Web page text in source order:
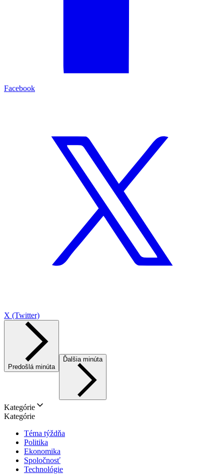
Facebook
X (Twitter)
Predošlá minúta
Ďalšia minúta
Kategórie
Kategórie
Téma týždňa
Politika
Ekonomika
Spoločnosť
Technológie